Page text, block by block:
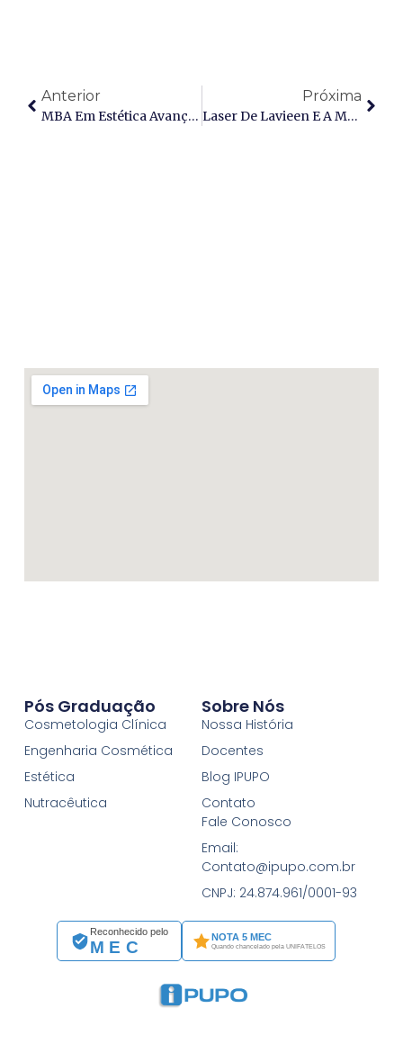
Anterior
MBA Em Estética Avançada IPUPO: O Guia Definitivo Para Tecnólogos Que Buscam A Elite Do Mercado
Próxima
Laser De Lavieen E A Modulação Térmica Da Epiderme: Ciência Da Fototermólise Seletiva E Indicações Clínicas Avançadas
Reconhecido pelo
MEC
NOTA 5 MEC
Quando chancelado pela UNIFATELOS
Pós Graduação
Cosmetologia Clínica
Engenharia Cosmética
Estética
Nutracêutica
Sobre Nós
Nossa História
Docentes
Blog IPUPO
Contato
Fale Conosco
Email:
Contato@ipupo.com.br
CNPJ: 24.874.961/0001-93